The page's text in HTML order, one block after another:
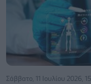
Σάββατο, 11 Ιουλίου 2026,